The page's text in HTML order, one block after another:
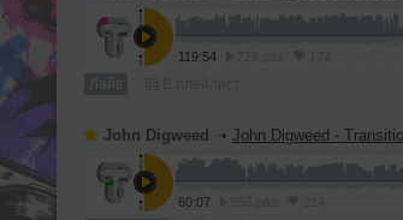
119:54
Лайв
John Digweed ➝ John Digweed -
60:07